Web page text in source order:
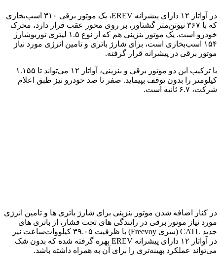
در آواتار ۱۲ دارای پیشرانه EREV، یک موتور برقی ۳۱۰ اسب‌بخاری
که با ۳۶۷ نیوتن‌متر گشتاور، بر روی محور عقب قرار دارد، محرک
خودرو است. یک موتور بنزینی هم که از نوع ۱.۵ لیتری توربوشارژ
۱۵۴ اسب‌بخاری است، برای شارژ باتری و تامین انرژی مورد نیاز
موتور برقی در پیشرانه قرار گرفته.
با ترکیب این دو موتور برقی و بنزینی، آواتار ۱۲ می‌تواند تا ۱.۱۵۵
کیلومتر را بدون توقف بپیماید. صفر تا صد خودرو نیز طبق اعلام
شرکت، ۶.۷ ثانیه است.
در کنار اضافه شدن موتور بنزینی برای شارژ باتری ها و تامین انرژی
مورد نیاز موتور برقی در رانندگی های تحت فشار، از باتری های
جدید CATL (سری Freevoy) با ظرفیت ۳۹.۰۵ کیلووات‌ساعت نیز
در آواتار ۱۲ دارای پیشرانه EREV بهره گرفته شده که بدون شک
می‌تواند عملکرد بهینه‌تری را برای آن به همراه داشته باشد.